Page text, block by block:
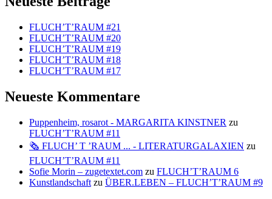
FLUCH’T’RAUM #21
FLUCH’T’RAUM #20
FLUCH’T’RAUM #19
FLUCH’T’RAUM #18
FLUCH’T’RAUM #17
Neueste Kommentare
Puppenheim, rosarot - MARGARITA KINSTNER zu
FLUCH’T’RAUM #11
🗞️ FLUCH’ T ’RAUM ... - LITERATURGALAXIEN zu
FLUCH’T’RAUM #11
Sofie Morin – zugetextet.com zu FLUCH’T’RAUM 6
Kunstlandschaft zu ÜBER.LEBEN – FLUCH’T’RAUM #9